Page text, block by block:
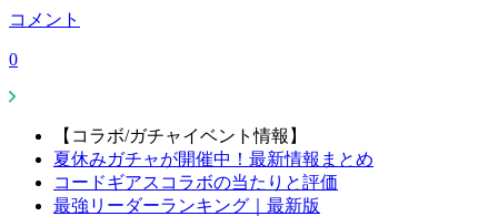
コメント
0
【コラボ/ガチャイベント情報】
夏休みガチャが開催中！最新情報まとめ
コードギアスコラボの当たりと評価
最強リーダーランキング｜最新版